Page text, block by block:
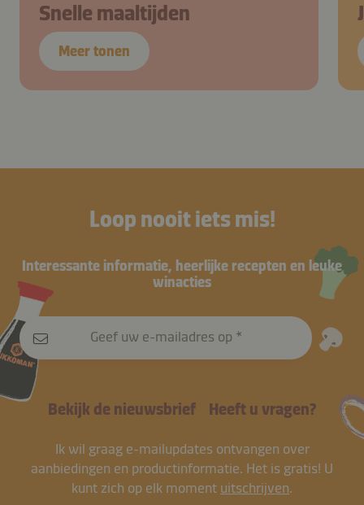
Snelle maaltijden
Meer tonen
Loop nooit iets mis!
Interessante informatie, heerlijke recepten en leuke
winacties
Geef uw e-mailadres op
Bekijk de nieuwsbrief Heeft u vragen?
Ik wil graag e-mailupdates ontvangen over
aanbiedingen en productinformatie. Het is gratis! U
kunt zich op elk moment uitschrijven.